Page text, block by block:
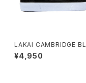
LAKAI CAMBRIDGE
WHITE SUEDE
¥4,950